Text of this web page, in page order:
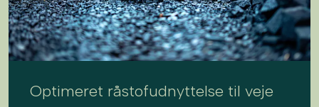
Optimeret råstofudnyttelse til veje